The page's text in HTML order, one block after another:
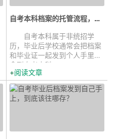
自考本科档案的托管流程，具体说明...
自考本科属于非统招学
历，毕业后学校通常会把档案
和毕业证一起发到个人手里。
拿到自考本科...
阅读文章